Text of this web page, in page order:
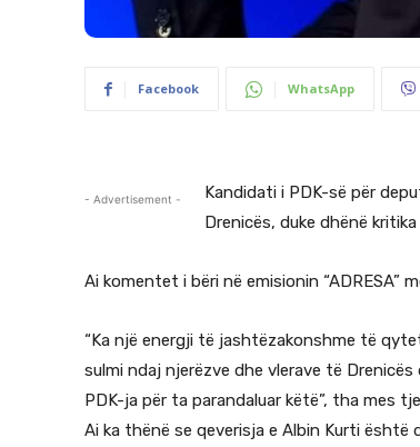
Facebook WhatsApp
- Advertisement -
Kandidati i PDK-së për
Drenicës, duke dhënë
Ai komentet i bëri në emisionin “ADRESA”
“Ka një energji të jashtëzakonshme të
sulmi ndaj njerëzve dhe vlerave të
PDK-ja për ta parandaluar këtë”, tha mes
Ai ka thënë se qeverisja e Albin Kurti është